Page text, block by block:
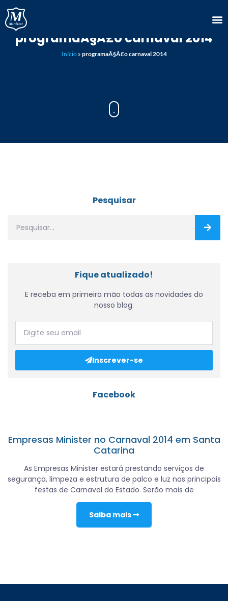
programaÃ§Ã£o carnaval 2014
Início» programaÃ§Ã£o carnaval 2014
Pesquisar
Fique atualizado!
E receba em primeira mão todas as novidades do
nosso blog.
Inscrever-se
Facebook
Empresas Minister no Carnaval 2014 em Santa
Catarina
As Empresas Minister estará prestando serviços de
segurança, limpeza e estrutura de palco e luz nas principais
festas de Carnaval do Estado. Serão mais de
Saiba mais